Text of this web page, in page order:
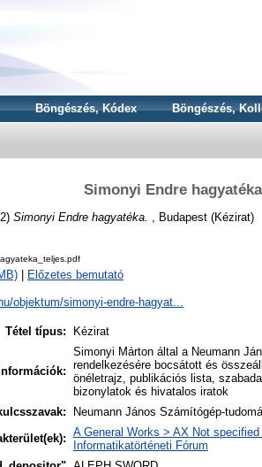
Böngészés, Kódex Böngészés,
Simonyi Endre hagyatéka
Simonyi Endre hagyatéka. , Budapest (Kézirat)
Előzetes bemutató
objektum/simonyi-endre-hagyat...
Tétel típus: Kézirat
Simonyi Márton által a Neumann
rendelkezésére bocsátott és
önéletrajz, publikációs lista,
bizonylatok és hivatalos iratok
Neumann János Számítógép-
A General Works > AX Not
Informatikatörténeti Fórum